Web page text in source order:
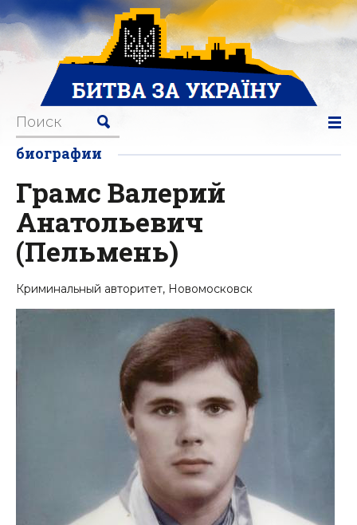
биографии
Грамс Валерий
Анатольевич
(Пельмень)
Криминальный авторитет, Новомосковск